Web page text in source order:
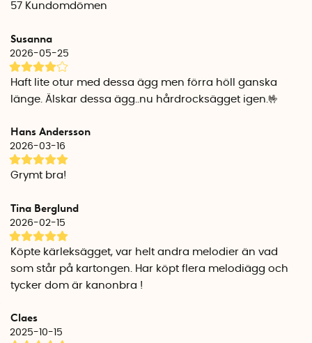
Vid mediumkokta ägg spelas - YMCA
80-tal:
Vid löskokta ägg spelas - Take On Me
Vid mediumkokta ägg spelas - 99 Red Balloons
Vid hårdkokta ägg spelas - Just Can't Get Enough
Vid löskokta ägg spelas - It Must Have Been Love
Vid mediumkokta ägg spelas - Step By Step
Vid hårdkokta ägg spelas - Mr. Vain
Vid löskokta ägg spelas - Lean On Me
Vid mediumkokta ägg spelas - I Was Made For Loving You
Vid hårdkokta ägg spelas - Oh My Darling Clementine
Regnbåge:
Vid löskokta ägg spelas - Don't Worry Be Happy
Vid hårdkokta ägg spelas - Oh Happy Day
57 Kundomdömen
Susanna
2026-05-25
Haft lite otur med dessa ägg men förra höll ganska
länge. Älskar dessa ägg..nu hårdrocksägget igen.🤟
Hans Andersson
2026-03-16
Grymt bra!
Tina Berglund
2026-02-15
Köpte kärleksägget, var helt andra melodier än vad
som står på kartongen. Har köpt flera melodiägg och
tycker dom är kanonbra !
Claes
2025-10-15